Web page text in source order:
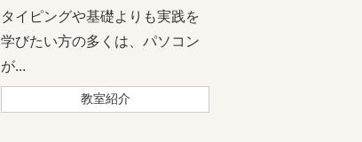
タイピングや基礎よりも実践を
学びたい方の多くは、パソコン
が...
教室紹介